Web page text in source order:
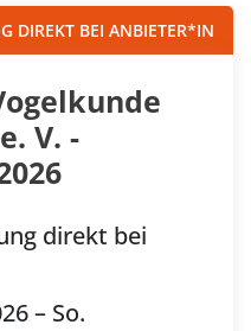
DIREKT BEI ANBIETER*IN
V. -
direkt bei
– So.